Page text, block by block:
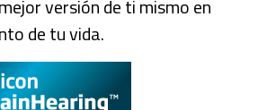
versión de ti mismo en
de tu vida.